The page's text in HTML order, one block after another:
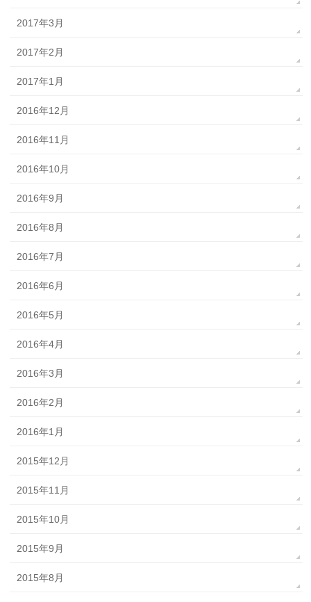
2017年3月
2017年2月
2017年1月
2016年12月
2016年11月
2016年10月
2016年9月
2016年8月
2016年7月
2016年6月
2016年5月
2016年4月
2016年3月
2016年2月
2016年1月
2015年12月
2015年11月
2015年10月
2015年9月
2015年8月